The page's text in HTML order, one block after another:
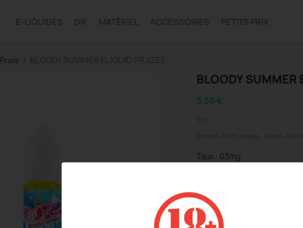
E-LIQUIDES DIY MATÉRIEL ACCESSOIRES PETITS PRIX
Frais BLOODY SUMMER ELIQUID FRUIZEE
BLOODY SUMMER
5,50 €
TTC
Taux : 03mg
Détails du produit